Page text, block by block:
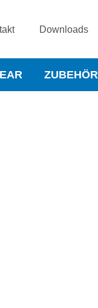
Downloads
ZUBEHÖR